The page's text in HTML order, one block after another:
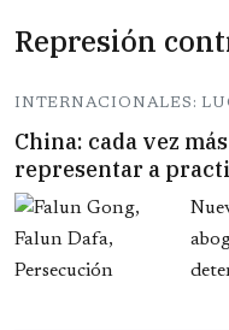
Represión
INTERNACIONALES:
China: cada vez
representar a